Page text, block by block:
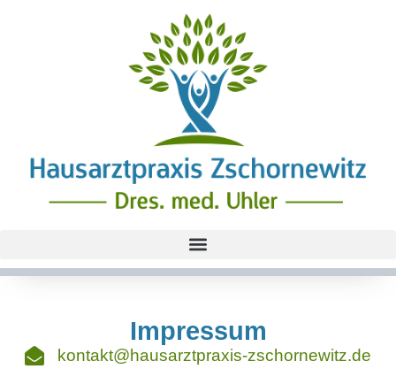
Impressum
kontakt@hausarztpraxis-zschornewitz.de